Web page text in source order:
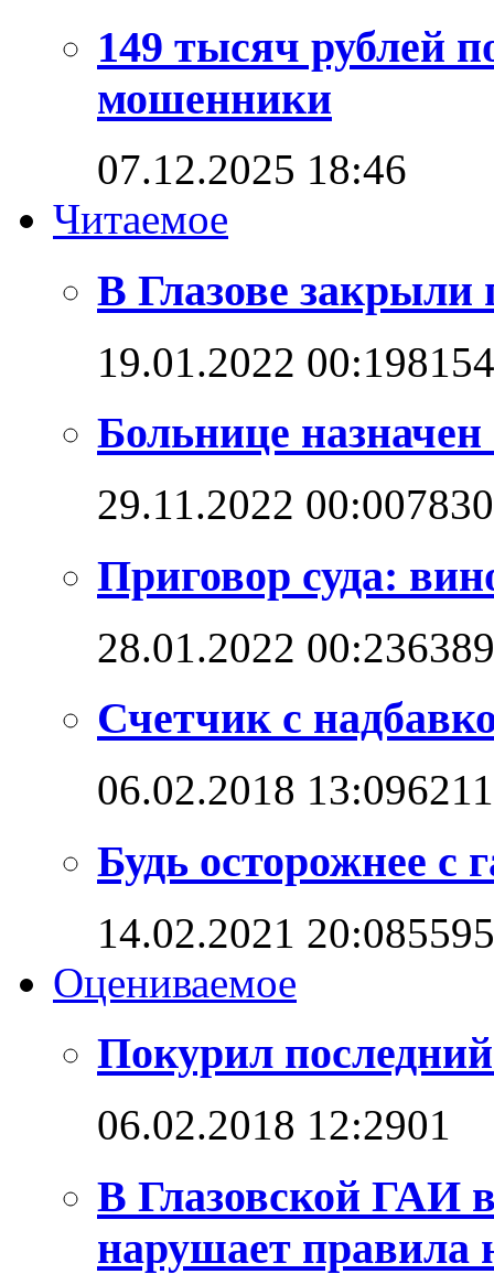
149 тысяч рублей
мошенники
07.12.2025 18:46
Читаемое
В Глазове закрыли
19.01.2022 00:198154
Больнице
29.11.2022 00:007830
Приговор суда:
28.01.2022 00:236389
Счетчик с
06.02.2018 13:096211
Будь осторожнее с
14.02.2021 20:085595
Оцениваемое
Покурил
06.02.2018 12:2901
В Глазовской ГАИ
нарушает правила